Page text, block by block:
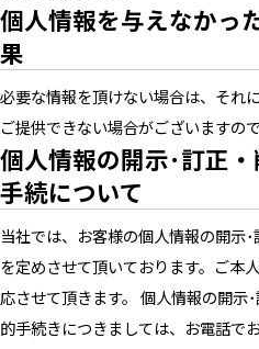
個人情報を与えなかっ
果
必要な情報を頂けない場合は、それ
ご提供できない場合がございますの
個人情報の開示･訂正
手続について
当社では、お客様の個人情報の開示
を定めさせて頂いております。ご本
応させて頂きます。 個人情報の開示
的手続きにつきましては、お電話で